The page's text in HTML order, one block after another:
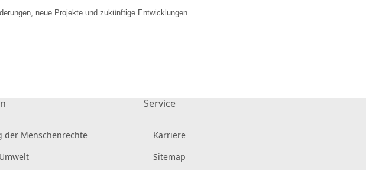
neue Projekte und zukünftige Entwicklungen.
der Menschenrechte
Service
Karriere
Sitemap